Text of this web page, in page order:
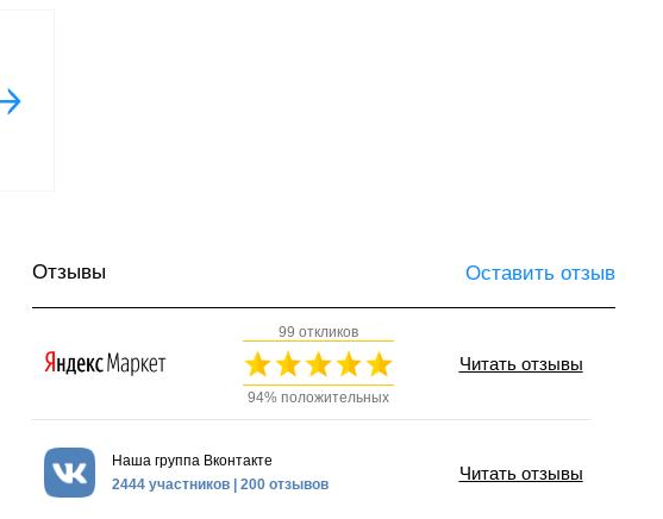
Отзывы Оставить отзыв
99 откликов
94% положительных
Читать отзывы
Наша группа Вконтакте
2444 участников | 200 отзывов
Читать отзывы